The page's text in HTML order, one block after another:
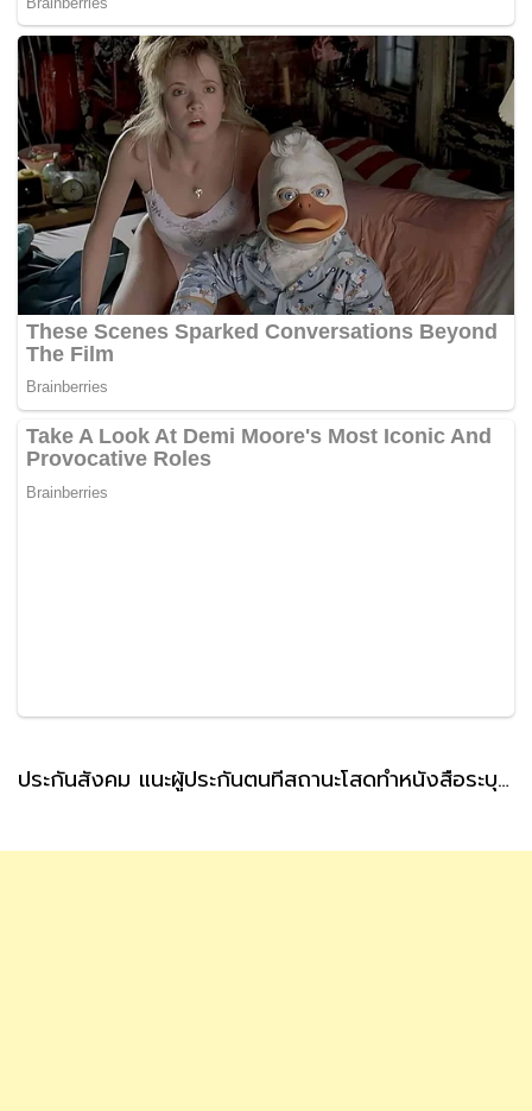
ประกันสังคม แนะผู้ประกันตนที่สถานะโสดทำหนังสือระบุผู้รับเงินสงเคราะห์ กรณีตายล่วงหน้า